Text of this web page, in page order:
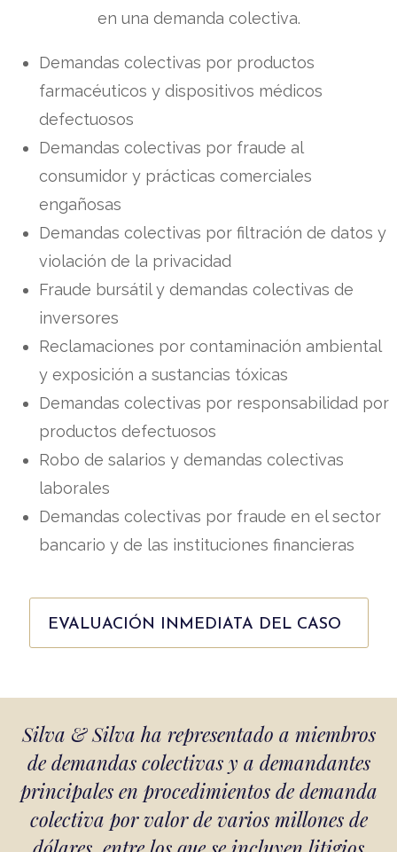
en una demanda colectiva.
Demandas colectivas por productos
farmacéuticos y dispositivos médicos
defectuosos
Demandas colectivas por fraude al
consumidor y prácticas comerciales
engañosas
Demandas colectivas por filtración de datos y
violación de la privacidad
Fraude bursátil y demandas colectivas de
inversores
Reclamaciones por contaminación ambiental
y exposición a sustancias tóxicas
Demandas colectivas por responsabilidad por
productos defectuosos
Robo de salarios y demandas colectivas
laborales
Demandas colectivas por fraude en el sector
bancario y de las instituciones financieras
EVALUACIÓN INMEDIATA DEL CASO
Silva & Silva ha representado a miembros
de demandas colectivas y a demandantes
principales en procedimientos de demanda
colectiva por valor de varios millones de